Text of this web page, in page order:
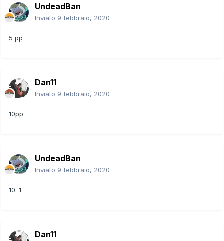
UndeadBan
Inviato 9 febbraio, 2020
5 pp
Dan11
Inviato 9 febbraio, 2020
10pp
UndeadBan
Inviato 9 febbraio, 2020
10. 1
Dan11